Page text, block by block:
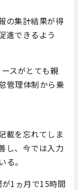
の集計結果が得
進できるよう
スがとても親
管理体制から乗
載を忘れてしま
し、今では入力
。
1ヵ月で15時間